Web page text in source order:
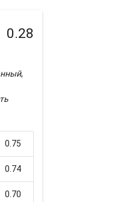
0.28
,
0.75
0.74
0.70